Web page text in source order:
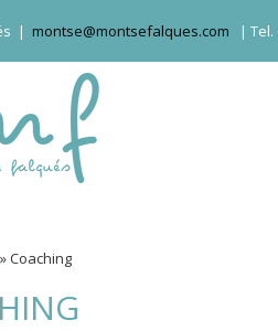
| montse@montsefalques.com | Tel.
»Coaching